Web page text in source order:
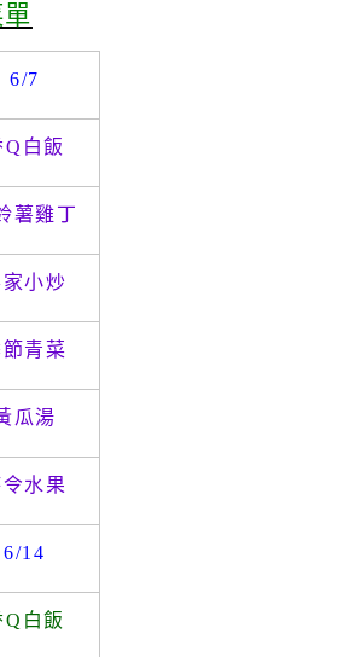
6/7
Q 白飯
薯雞丁
小炒
節青菜
瓜湯
令水果
6/14
Q 白飯